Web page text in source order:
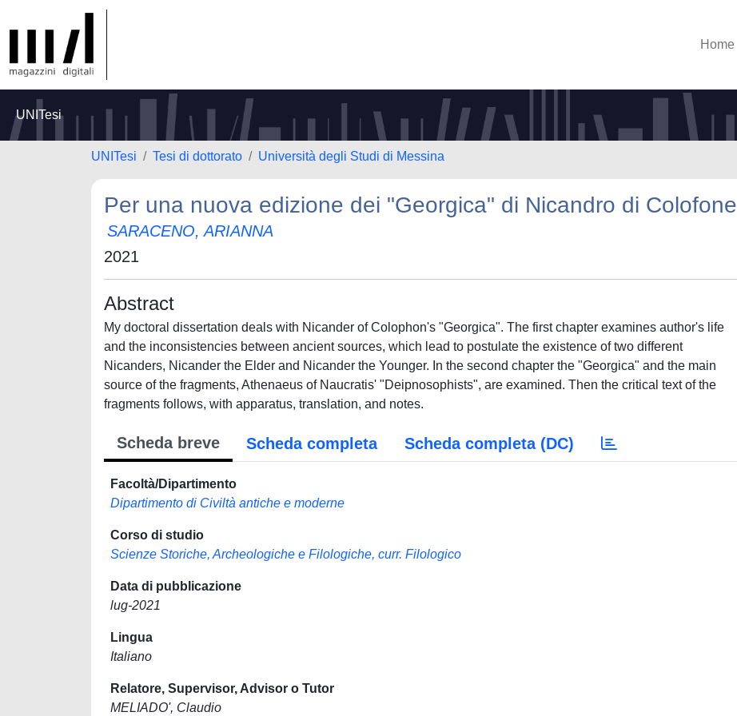
Home
UNITesi
UNITesi Tesi di dottorato Università degli Studi di Messina
Per una nuova edizione dei "Georgica" di Nicandro di Colofone
SARACENO, ARIANNA
2021
Abstract
My doctoral dissertation deals with Nicander of Colophon's "Georgica". The first chapter examines author's life
and the inconsistencies between ancient sources, which lead to postulate the existence of two different
Nicanders, Nicander the Elder and Nicander the Younger. In the second chapter the "Georgica" and the main
source of the fragments, Athenaeus of Naucratis' "Deipnosophists", are examined. Then the critical text of the
fragments follows, with apparatus, translation, and notes.
Scheda breve Scheda completa Scheda completa (DC)
Facoltà/Dipartimento
Dipartimento di Civiltà antiche e moderne
Corso di studio
Scienze Storiche, Archeologiche e Filologiche, curr. Filologico
Data di pubblicazione
lug-2021
Lingua
Italiano
Relatore, Supervisor, Advisor o Tutor
MELIADO', Claudio